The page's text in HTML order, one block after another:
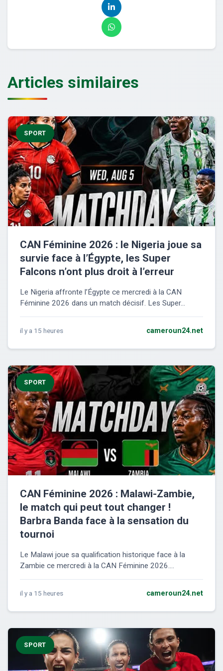
Articles similaires
SPORT
CAN Féminine 2026 : le Nigeria joue sa
survie face à l’Égypte, les Super
Falcons n’ont plus droit à l’erreur
Le Nigeria affronte l’Égypte ce mercredi à la CAN
Féminine 2026 dans un match décisif. Les Super...
il y a 15 heures cameroun24.net
SPORT
CAN Féminine 2026 : Malawi-Zambie,
le match qui peut tout changer !
Barbra Banda face à la sensation du
tournoi
Le Malawi joue sa qualification historique face à la
Zambie ce mercredi à la CAN Féminine 2026....
il y a 15 heures cameroun24.net
SPORT